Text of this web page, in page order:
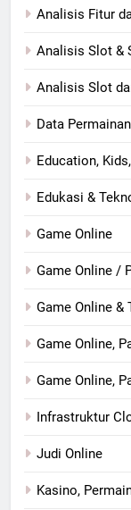
Analisis Fitur
Analisis Slot &
Analisis Slot
Data
Education,
Edukasi &
Game Online
Game Online /
Game Online &
Game Online,
Game Online,
Infrastruktur
Judi Online
Kasino,